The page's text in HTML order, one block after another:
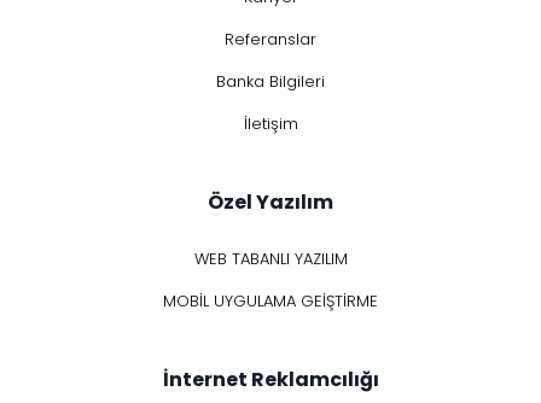
Referanslar
Banka Bilgileri
İletişim
Özel Yazılım
WEB TABANLI YAZILIM
MOBİL UYGULAMA GEİŞTİRME
İnternet Reklamcılığı